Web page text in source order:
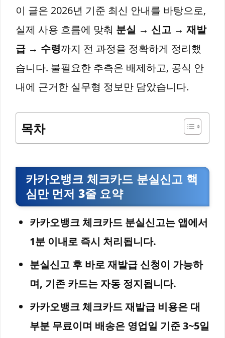
이 글은 2026년 기준 최신 안내를 바탕으로,
실제 사용 흐름에 맞춰 분실 → 신고 → 재발
급 → 수령까지 전 과정을 정확하게 정리했
습니다. 불필요한 추측은 배제하고, 공식 안
내에 근거한 실무형 정보만 담았습니다.
목차
카카오뱅크 체크카드 분실신고 핵
심만 먼저 3줄 요약
카카오뱅크 체크카드 분실신고는 앱에서
1분 이내로 즉시 처리됩니다.
분실신고 후 바로 재발급 신청이 가능하
며, 기존 카드는 자동 정지됩니다.
카카오뱅크 체크카드 재발급 비용은 대
부분 무료이며 배송은 영업일 기준 3~5일